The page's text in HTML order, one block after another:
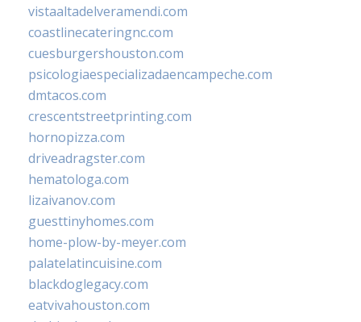
vistaaltadelveramendi.com
coastlinecateringnc.com
cuesburgershouston.com
psicologiaespecializadaencampeche.com
dmtacos.com
crescentstreetprinting.com
hornopizza.com
driveadragster.com
hematologa.com
lizaivanov.com
guesttinyhomes.com
home-plow-by-meyer.com
palatelatincuisine.com
blackdoglegacy.com
eatvivahouston.com